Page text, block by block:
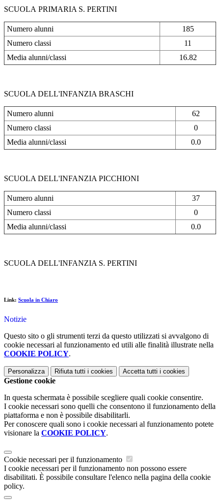
SCUOLA PRIMARIA S. PERTINI
Numero alunni
185
Numero classi
11
Media alunni/classi
16.82
SCUOLA DELL'INFANZIA BRASCHI
Numero alunni
62
Numero classi
0
Media alunni/classi
0.0
SCUOLA DELL'INFANZIA PICCHIONI
Numero alunni
37
Numero classi
0
Media alunni/classi
0.0
SCUOLA DELL'INFANZIA S. PERTINI
Link: Scuola in Chiaro
Notizie
Questo sito o gli strumenti terzi da questo utilizzati si avvalgono di
cookie necessari al funzionamento ed utili alle finalità illustrate nella
COOKIE POLICY.
Personalizza Rifiuta tutti i cookies Accetta tutti i cookies
Gestione cookie
In questa schermata è possibile scegliere quali cookie consentire.
I cookie necessari sono quelli che consentono il funzionamento della
piattaforma e non è possibile disabilitarli.
Per conoscere quali sono i cookie necessari al funzionamento potete
visionare la COOKIE POLICY.
Cookie necessari per il funzionamento
I cookie necessari per il funzionamento non possono essere
disabilitati. È possibile consultare l'elenco nella pagina della cookie
policy.